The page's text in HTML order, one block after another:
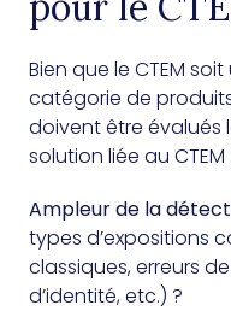
Bien que le CTEM
catégorie de
doivent être évalués
solution liée au CTEM :
Ampleur de la
types d’expositions
classiques, erreurs
d’identité, etc.) ?